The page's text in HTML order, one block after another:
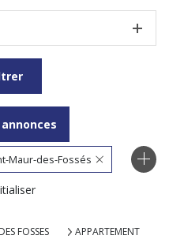
annonces
Maur-des-Fossés
FOSSES
APPARTEMENT